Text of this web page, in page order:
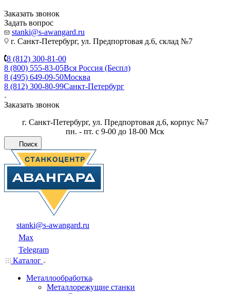
Заказать звонок
Задать вопрос
stanki@s-awangard.ru
г. Санкт-Петербург, ул. Предпортовая д.6, склад №7
8 (812) 300-81-00
8 (800) 555-83-05Вся Россия (Беспл)
8 (495) 649-09-50Москва
8 (812) 300-80-99Санкт-Петербург
Заказать звонок
г. Санкт-Петербург, ул. Предпортовая д.6, корпус №7
пн. - пт. с 9-00 до 18-00 Мск
Поиск
stanki@s-awangard.ru
Max
Telegram
Каталог
Металлообработка
Металлорежущие станки